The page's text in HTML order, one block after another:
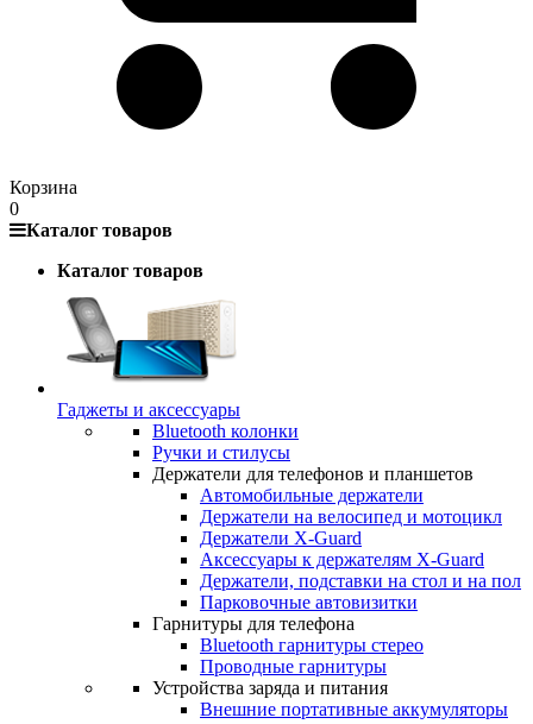
Корзина
0
Каталог товаров
Каталог товаров
Гаджеты и аксессуары
Bluetooth колонки
Ручки и стилусы
Держатели для телефонов и планшетов
Автомобильные держатели
Держатели на велосипед и мотоцикл
Держатели X-Guard
Аксессуары к держателям X-Guard
Держатели, подставки на стол и на пол
Парковочные автовизитки
Гарнитуры для телефона
Bluetooth гарнитуры стерео
Проводные гарнитуры
Устройства заряда и питания
Внешние портативные аккумуляторы